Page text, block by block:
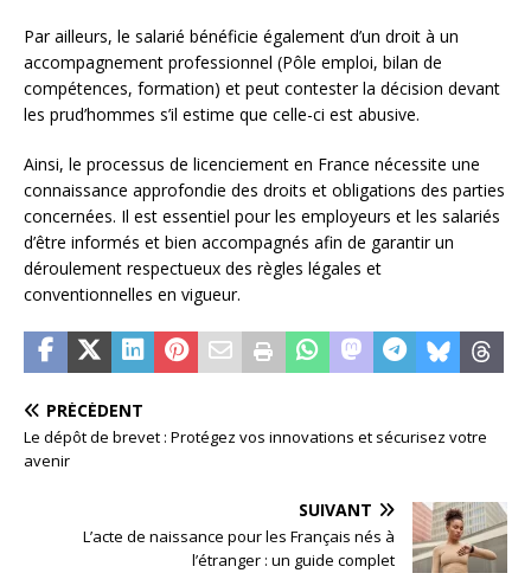
Par ailleurs, le salarié bénéficie également d’un droit à un
accompagnement professionnel (Pôle emploi, bilan de
compétences, formation) et peut contester la décision devant
les prud’hommes s’il estime que celle-ci est abusive.
Ainsi, le processus de licenciement en France nécessite une
connaissance approfondie des droits et obligations des parties
concernées. Il est essentiel pour les employeurs et les salariés
d’être informés et bien accompagnés afin de garantir un
déroulement respectueux des règles légales et
conventionnelles en vigueur.
PRÉCÉDENT
Le dépôt de brevet : Protégez vos innovations et sécurisez votre
avenir
SUIVANT
L’acte de naissance pour les Français nés à
l’étranger : un guide complet